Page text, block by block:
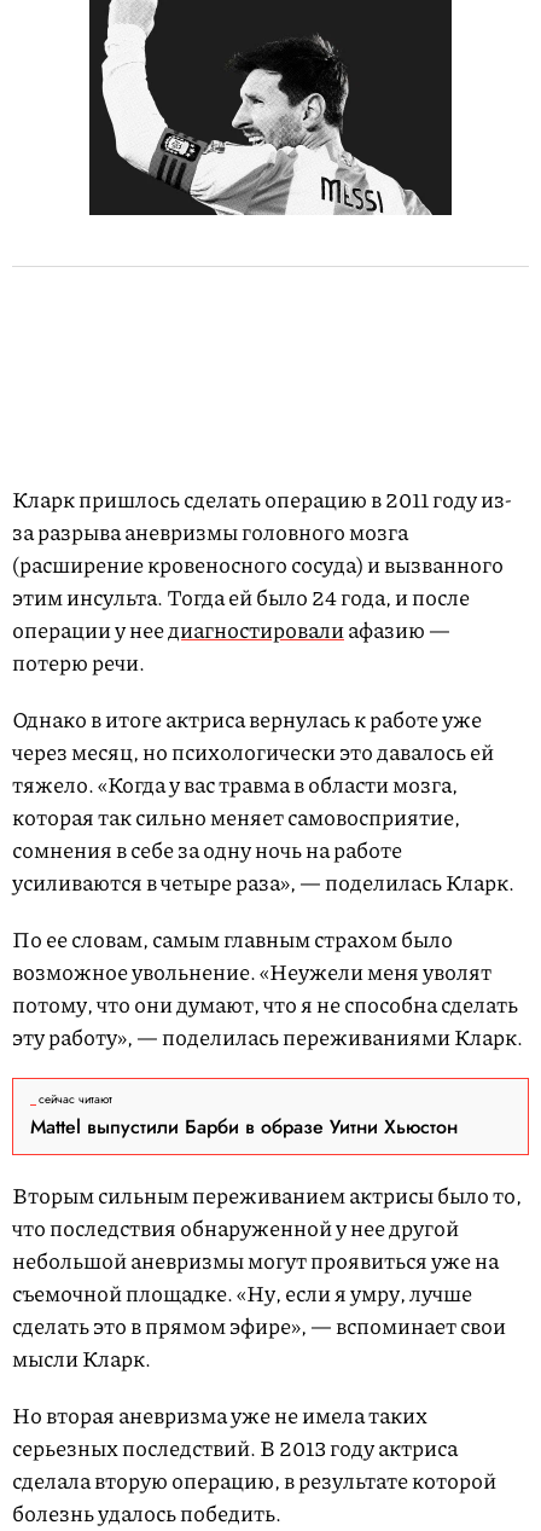
Кларк пришлось сделать операцию в 2011 году из-
за разрыва аневризмы головного мозга
(расширение кровеносного сосуда) и вызванного
этим инсульта. Тогда ей было 24 года, и после
операции у неедиагностировалиафазию —
потерю речи.
Однако в итоге актриса вернулась к работе уже
через месяц, но психологически это давалось ей
тяжело. «Когда у вас травма в области мозга,
которая так сильно меняет самовосприятие,
сомнения в себе за одну ночь на работе
усиливаются в четыре раза», — поделилась Кларк.
По ее словам, самым главным страхом было
возможное увольнение. «Неужели меня уволят
потому, что они думают, что я не способна сделать
эту работу», — поделилась переживаниями Кларк.
сейчас читают
Mattel выпустили Барби в образе Уитни Хьюстон
Вторым сильным переживанием актрисы было то,
что последствия обнаруженной у нее другой
небольшой аневризмы могут проявиться уже на
съемочной площадке. «Ну, если я умру, лучше
сделать это в прямом эфире», — вспоминает свои
мысли Кларк.
Но вторая аневризма уже не имела таких
серьезных последствий. В 2013 году актриса
сделала вторую операцию, в результате которой
болезнь удалось победить.